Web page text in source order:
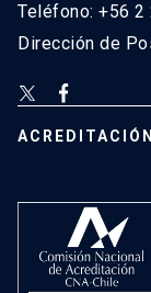
Teléfono: +56 2
Dirección de
ACREDITACIÓN